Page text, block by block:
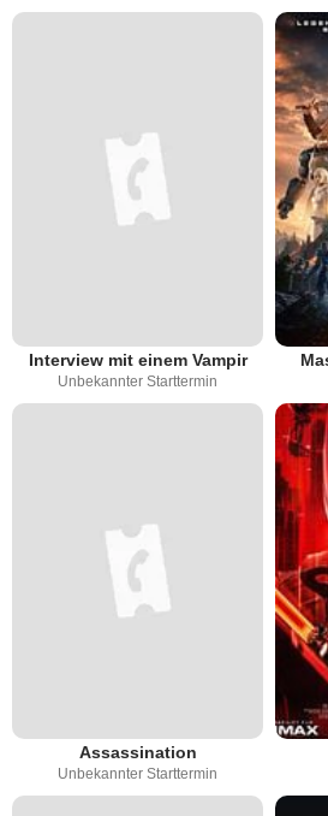
Interview mit einem Vampir
Unbekannter Starttermin
Assassination
Unbekannter Starttermin